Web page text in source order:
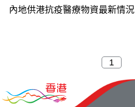
內地供港抗疫醫療物資最新情況